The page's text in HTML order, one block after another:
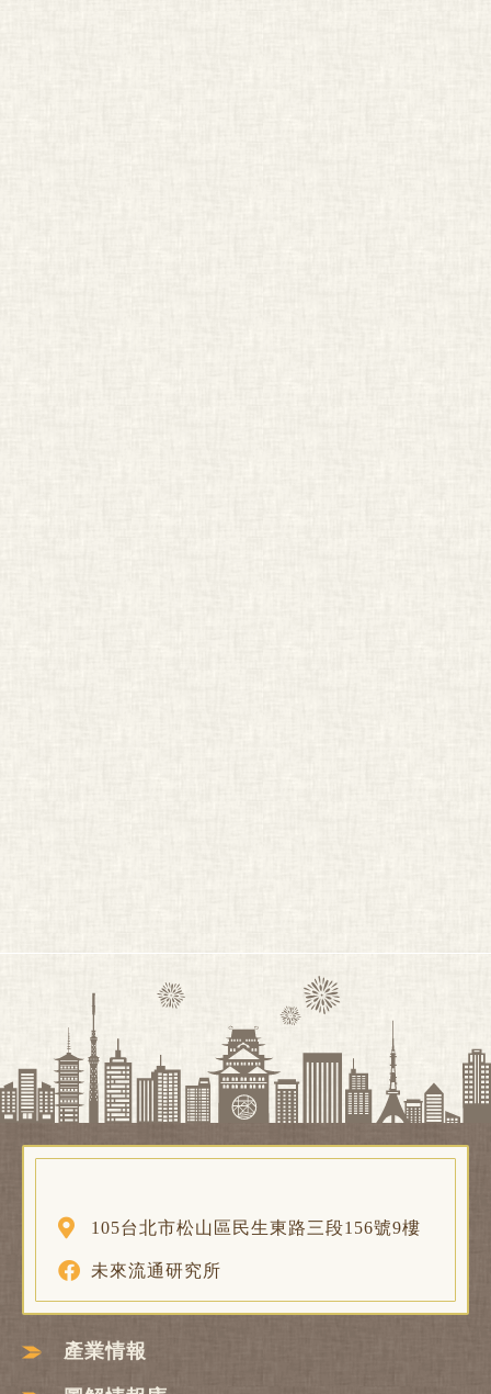
105台北市松山區民生東路三段156號9樓
未來流通研究所
產業情報